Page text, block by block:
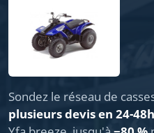
Sondez le réseau de
plusieurs devis en 24-48h